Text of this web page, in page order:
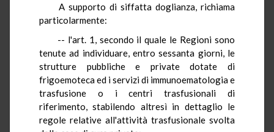
A supporto di siffatta doglianza, richiama
particolarmente:
-- l'art. 1, secondo il quale le Regioni sono
tenute ad individuare, entro sessanta giorni, le
strutture pubbliche e private dotate di
frigoemoteca ed i servizi di immunoematologia e
trasfusione o i centri trasfusionali di
riferimento, stabilendo altresì in dettaglio le
regole relative all'attività trasfusionale svolta